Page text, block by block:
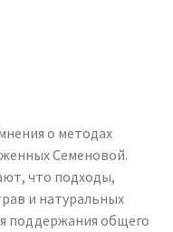
о методах
Семеновой.
что подходы,
и натуральных
поддержания общего